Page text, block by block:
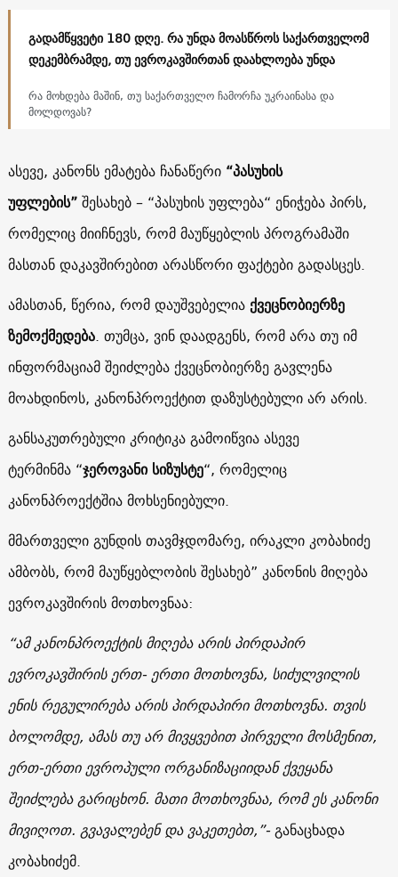
გადამწყვეტი 180 დღე. რა უნდა მოასწროს საქართველომ
დეკემბრამდე, თუ ევროკავშირთან დაახლოება უნდა
რა მოხდება მაშინ, თუ საქართველო ჩამორჩა უკრაინასა და
მოლდოვას?
ასევე, კანონს ემატება ჩანაწერი “პასუხის
უფლების”შესახებ – “პასუხის უფლება“ ენიჭება პირს,
რომელიც მიიჩნევს, რომ მაუწყებლის პროგრამაში
მასთან დაკავშირებით არასწორი ფაქტები გადასცეს.
ამასთან, წერია, რომ დაუშვებელიაქვეცნობიერზე
ზემოქმედება. თუმცა, ვინ დაადგენს, რომ არა თუ იმ
ინფორმაციამ შეიძლება ქვეცნობიერზე გავლენა
მოახდინოს, კანონპროექტით დაზუსტებული არ არის.
განსაკუთრებული კრიტიკა გამოიწვია ასევე
ტერმინმა “ჯეროვანი სიზუსტე“, რომელიც
კანონპროექტშია მოხსენიებული.
მმართველი გუნდის თავმჯდომარე, ირაკლი კობახიძე
ამბობს, რომ მაუწყებლობის შესახებ” კანონის მიღება
ევროკავშირის მოთხოვნაა:
“ამ კანონპროექტის მიღება არის პირდაპირ
ევროკავშირის ერთ- ერთი მოთხოვნა, სიძულვილის
ენის რეგულირება არის პირდაპირი მოთხოვნა. თვის
ბოლომდე, ამას თუ არ მივყვებით პირველი მოსმენით,
ერთ-ერთი ევროპული ორგანიზაციიდან ქვეყანა
შეიძლება გარიცხონ. მათი მოთხოვნაა, რომ ეს კანონი
მივიღოთ. გვავალებენ და ვაკეთებთ,”-განაცხადა
კობახიძემ.